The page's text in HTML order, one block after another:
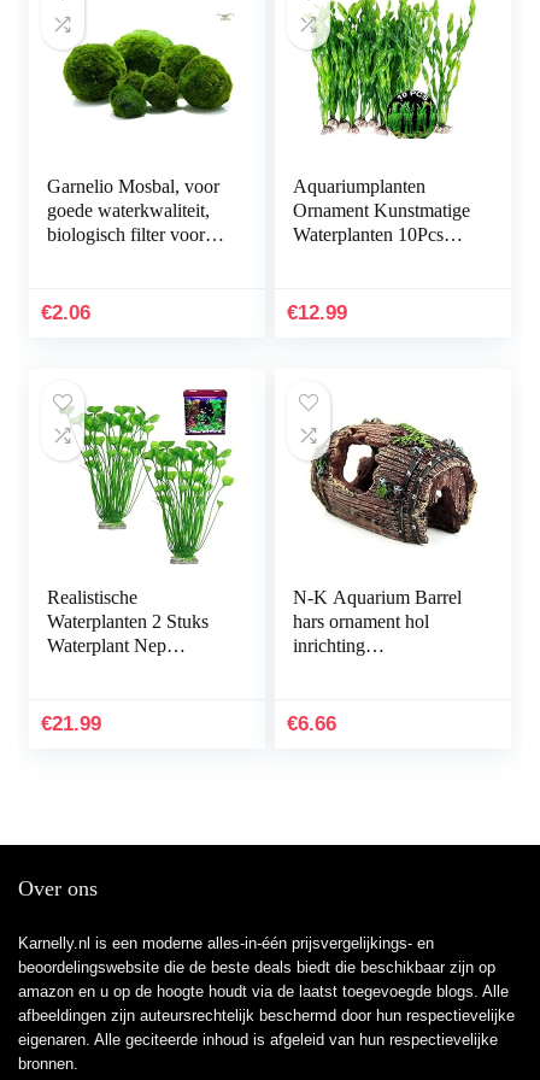
Garnelio Mosbal, voor
goede waterkwaliteit,
biologisch filter voor
€2.06
Aquariumplanten
Ornament Kunstmatige
Waterplanten 10Pcs
Aquarium Planten
€12.99
Realistische
Waterplanten 2 Stuks
Waterplant Nep
Kunstmatige
€21.99
N-K Aquarium Barrel
hars ornament hol
inrichting
nuttig en praktisch
€6.66
Over ons
Karnelly.nl is een moderne alles-in-één prijsvergelijkings- en
beoordelingswebsite die de beste deals biedt die beschikbaar zijn op
amazon en u op de hoogte houdt via de laatst toegevoegde blogs. Alle
afbeeldingen zijn auteursrechtelijk beschermd door hun respectievelijke
eigenaren. Alle geciteerde inhoud is afgeleid van hun respectievelijke
bronnen.